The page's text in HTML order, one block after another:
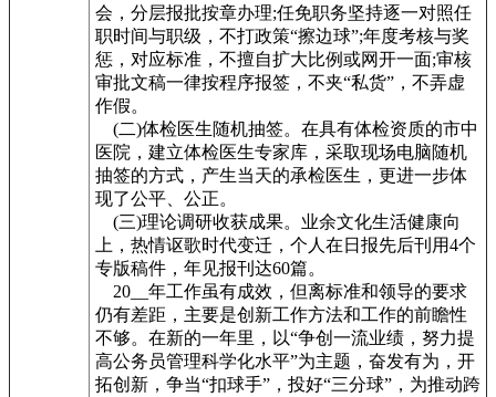
会，分层报批按章办理;任免职务坚持逐一对照任
职时间与职级，不打政策“擦边球”;年度考核与奖
惩，对应标准，不擅自扩大比例或网开一面;审核
审批文稿一律按程序报签，不夹“私货”，不弄虚
作假。
(二)体检医生随机抽签。在具有体检资质的市中
医院，建立体检医生专家库，采取现场电脑随机
抽签的方式，产生当天的承检医生，更进一步体
现了公平、公正。
(三)理论调研收获成果。业余文化生活健康向
上，热情讴歌时代变迁，个人在日报先后刊用4个
专版稿件，年见报刊达60篇。
20__年工作虽有成效，但离标准和领导的要求
仍有差距，主要是创新工作方法和工作的前瞻性
不够。在新的一年里，以“争创一流业绩，努力提
高公务员管理科学化水平”为主题，奋发有为，开
拓创新，争当“扣球手”，投好“三分球”，为推动跨